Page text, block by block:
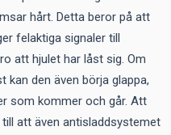
hårt. Detta beror på att
felaktiga signaler till
att hjulet har låst sig. Om
kan den även börja glappa,
som kommer och går. Att
att även antisladdsystemet